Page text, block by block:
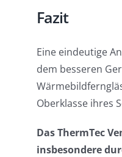
Fazit
Eine eindeutige
dem besseren
Oberklasse ihres
Das ThermTec
insbesondere